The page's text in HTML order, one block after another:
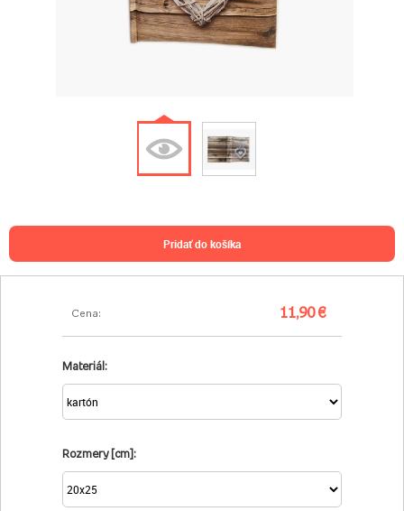
Cena: 11,90 €
Materiál:
Rozmery [cm]:
pridať do košíka